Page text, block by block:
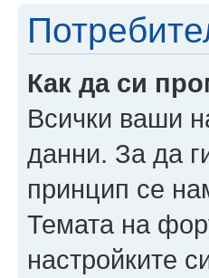
Как да си
Всички ваши
данни. За да
принцип се
Темата на
настройките